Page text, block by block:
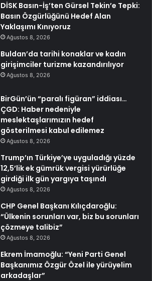
DİSK Basın-İş’ten Gürsel Tekin’e Tepki:
Basın Özgürlüğünü Hedef Alan
Yaklaşımı Kınıyoruz
Ağustos 8, 2026
Buldan’da tarihi konaklar ve kadın
girişimciler turizme kazandırılıyor
Ağustos 8, 2026
BirGün’ün “paralı figüran” iddiası…
ÇGD: Haber nedeniyle
meslektaşlarımızın hedef
gösterilmesi kabul edilemez
Ağustos 8, 2026
Trump’ın Türkiye’ye uyguladığı yüzde
12,5’lik ek gümrük vergisi yürürlüğe
girdiği ilk gün yargıya taşındı
Ağustos 8, 2026
CHP Genel Başkanı Kılıçdaroğlu:
“Ülkenin sorunları var, biz bu sorunları
çözmeye talibiz”
Ağustos 8, 2026
Ekrem İmamoğlu: “Yeni Parti Genel
Başkanımız Özgür Özel ile yürüyelim
arkadaşlar”